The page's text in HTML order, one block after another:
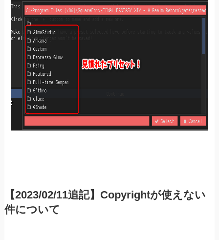
【2023/02/11追記】Copyrightが使えない
件について